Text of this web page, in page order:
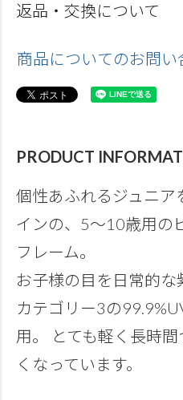
返品・交換について
商品についてのお問い
PRODUCT
個性あふれるジュニア
インの、5～10歳用の
フレーム。
お子様の目を日常的な
カテゴリー3の
用。 とても軽く長時
くなっています。